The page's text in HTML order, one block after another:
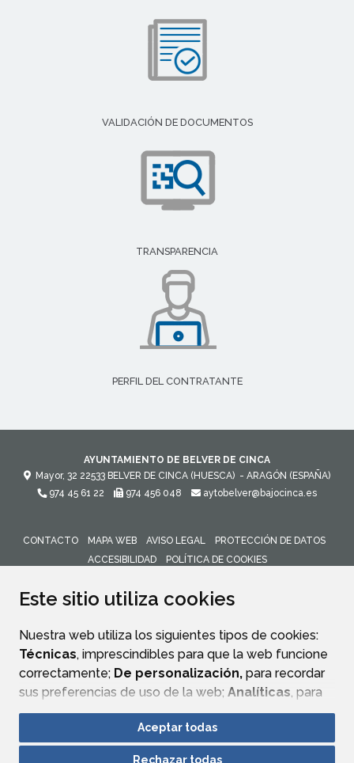
Este sitio utiliza cookies
Nuestra web utiliza los siguientes tipos de cookies:
Técnicas, imprescindibles para que la web funcione
correctamente; De personalización, para recordar
sus preferencias de uso de la web; Analíticas, para
mejorar el funcionamiento de la web y sus servicios.
Si acepta pulsando el botón“Aceptar todas”
Aceptar todas
Rechazar todas
VALIDACIÓN DE DOCUMENTOS
TRANSPARENCIA
PERFIL DEL CONTRATANTE
AYUNTAMIENTO DE BELVER DE CINCA
Mayor, 32 22533 BELVER DE CINCA (HUESCA) - ARAGÓN (ESPAÑA)
974 45 61 22
974 456 048 aytobelver@bajocinca.es
CONTACTO MAPA WEB AVISO LEGAL
PROTECCIÓN DE DATOS
ACCESIBILIDAD
POLÍTICA DE COOKIES